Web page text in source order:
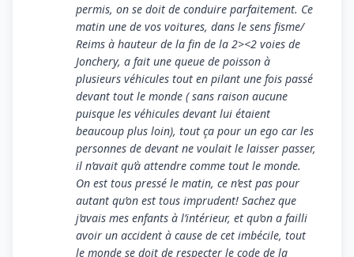
permis, on se doit de conduire parfaitement. Ce
matin une de vos voitures, dans le sens fisme/
Reims à hauteur de la fin de la 2><2 voies de
Jonchery, a fait une queue de poisson à
plusieurs véhicules tout en pilant une fois passé
devant tout le monde ( sans raison aucune
puisque les véhicules devant lui étaient
beaucoup plus loin), tout ça pour un ego car les
personnes de devant ne voulait le laisser passer,
il n’avait qu’à attendre comme tout le monde.
On est tous pressé le matin, ce n’est pas pour
autant qu’on est tous imprudent! Sachez que
j’avais mes enfants à l’intérieur, et qu’on a failli
avoir un accident à cause de cet imbécile, tout
le monde se doit de respecter le code de la